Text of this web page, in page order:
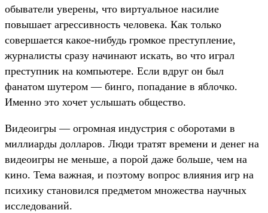
обыватели уверены, что виртуальное насилие
повышает агрессивность человека. Как только
совершается какое-нибудь громкое преступление,
журналисты сразу начинают искать, во что играл
преступник на компьютере. Если вдруг он был
фанатом шутером — бинго, попадание в яблочко.
Именно это хочет услышать общество.
Видеоигры — огромная индустрия с оборотами в
миллиарды долларов. Люди тратят времени и денег на
видеоигры не меньше, а порой даже больше, чем на
кино. Тема важная, и поэтому вопрос влияния игр на
психику становился предметом множества научных
исследований.